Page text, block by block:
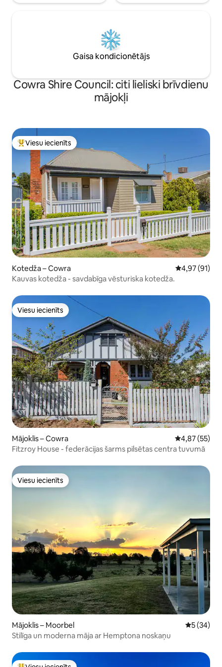
Gaisa kondicionētājs
Cowra Shire Council: citi lieliski brīvdienu
mājokļi
Populārs viesu iecienīts mājoklis
Viesu iecienīts
Kotedža – Cowra Vidējais
4,97 (91)
Kauvas kotedža - savdabīga vēsturiska kotedža.
Viesu iecienīts
Viesu iecienīts
Mājoklis – Cowra Vidējais
4,87 (55)
Fitzroy House - federācijas šarms pilsētas centra tuvumā
Viesu iecienīts
Viesu iecienīts
Mājoklis – Moorbel Vidējais
5 (34)
Stilīga un moderna māja ar Hemptona noskaņu